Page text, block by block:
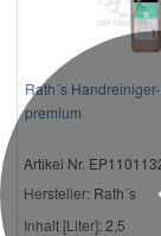
Rath´s
premium
Artikel Nr.
Hersteller: Rath´s
Inhalt [Liter]: 2,5